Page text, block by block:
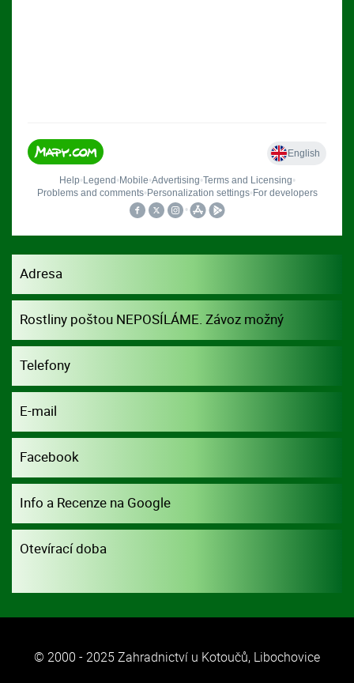
Adresa
Rostliny poštou NEPOSÍLÁME. Závoz možný
dohodou.
Telefony
E-mail
Facebook
Info a Recenze na Google
Otevírací doba
© 2000 - 2025 Zahradnictví u Kotoučů, Libochovice